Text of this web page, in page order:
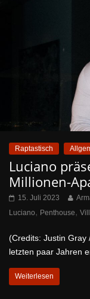
Raptastisch
Luciano
Millionen-
15. Juli 2023
Luciano, Penthouse,
(Credits: Justin Gray
letzten paar Jahren
Weiterlesen